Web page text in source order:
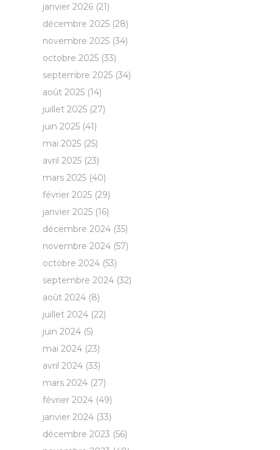
janvier 2026 (21)
décembre 2025 (28)
novembre 2025 (34)
octobre 2025 (33)
septembre 2025 (34)
août 2025 (14)
juillet 2025 (27)
juin 2025 (41)
mai 2025 (25)
avril 2025 (23)
mars 2025 (40)
février 2025 (29)
janvier 2025 (16)
décembre 2024 (35)
novembre 2024 (57)
octobre 2024 (53)
septembre 2024 (32)
août 2024 (8)
juillet 2024 (22)
juin 2024 (5)
mai 2024 (23)
avril 2024 (33)
mars 2024 (27)
février 2024 (49)
janvier 2024 (33)
décembre 2023 (56)